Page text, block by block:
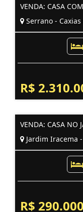
VENDA: CASA
Serrano - Caxias
R$
VENDA: CASA NO
Jardim Iracema
R$